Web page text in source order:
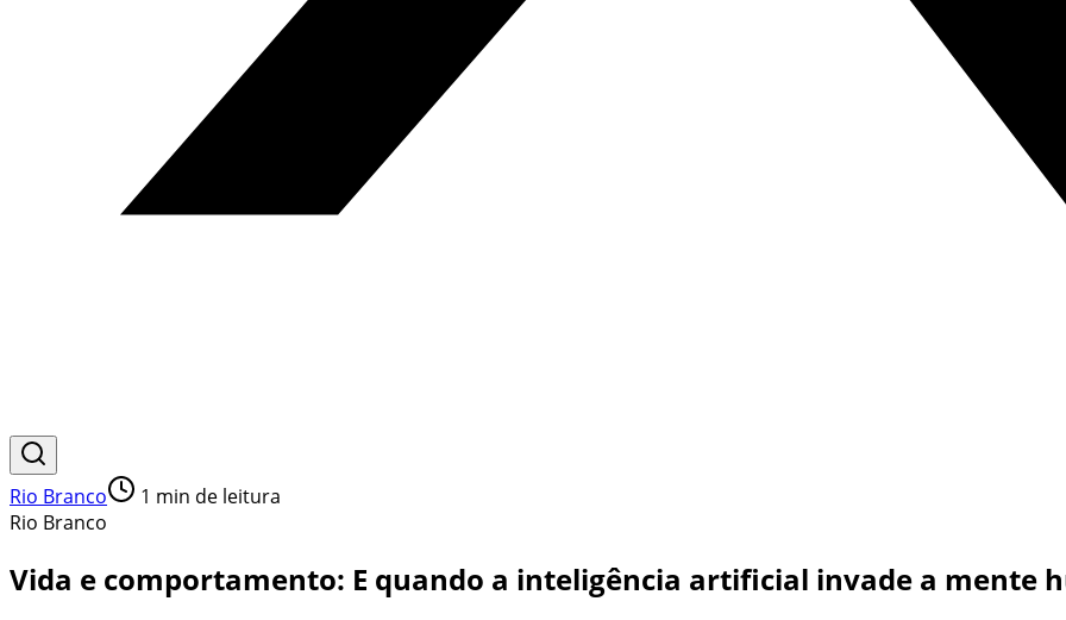
Rio Branco 1 min de leitura
Rio Branco
Vida e comportamento: E quando a inteligência artificial invade a mente